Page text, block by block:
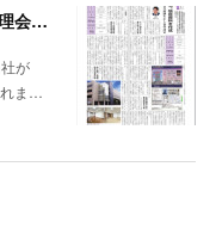
【賃貸住宅新聞掲載】入居率が高い管理会社特集
が
れま…